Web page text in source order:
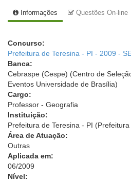
Informações Questões On-line
Concurso:
Prefeitura de Teresina - PI - 2009 -
Banca:
Cebraspe (Cespe) (Centro de
Eventos Universidade de Brasília)
Cargo:
Professor - Geografia
Instituição:
Prefeitura de Teresina - PI
Área de Atuação:
Outras
Aplicada em:
06/2009
Nível: